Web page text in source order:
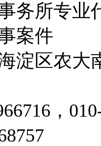
务所专业
案件
淀区农大
，